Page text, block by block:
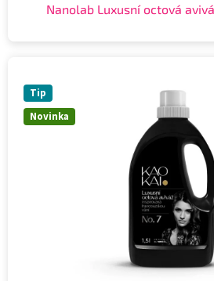
Nanolab Luxusní octová
Novinka
Tip